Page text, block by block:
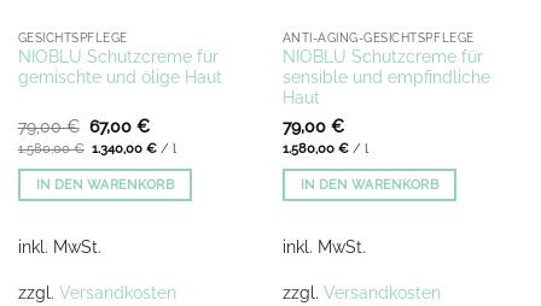
GESICHTSPFLEGE
NIOBLU Schutzcreme für
gemischte und ölige Haut
79,00€ Ursprünglicher
Preis
war:
79,00 €
67,00 €Aktueller
Preis
ist:
67,00 €.
1.580,00€ 1.340,00€ /l
IN DEN WARENKORB
inkl. MwSt.
zzgl. Versandkosten
ANTI-AGING-GESICHTSPFLEGE
NIOBLU Schutzcreme für
sensible und empfindliche
Haut
79,00 €
1.580,00 €/ l
IN DEN WARENKORB
inkl. MwSt.
zzgl. Versandkosten